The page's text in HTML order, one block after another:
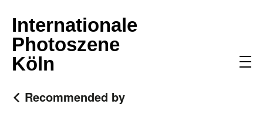
Internationale
Photoszene
Köln
Recommended by